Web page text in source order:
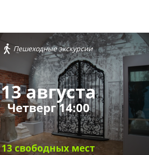
Пешеходные экскурсии
13 августа
Четверг 14:00
13 свободных мест